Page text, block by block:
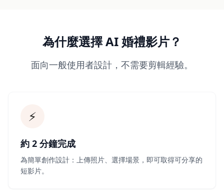
為什麼選擇 AI 婚禮影片？
面向一般使用者設計，不需要剪輯經驗。
⚡
約 2 分鐘完成
為簡單創作設計：上傳照片、選擇場景，即可取得可分享的
短影片。